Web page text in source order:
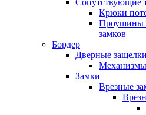
Сопутствующие
Крюки
Проушины
замков
Бордер
Дверные защелки
Замки
Врезные